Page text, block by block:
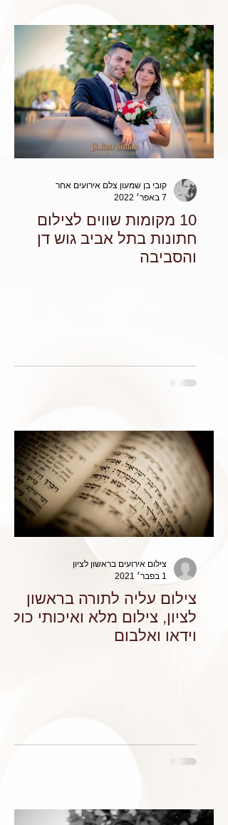
10 מקומות שווים לצילום
חתונות בתל אביב גוש דן
והסביבה
קובי בן שמעון צלם אירועים אחר
7 באפר׳ 2022
צילום עליה לתורה בראשון
לציון, צילום מלא ואיכותי כולל
וידאו ואלבום
צילום אירועים בראשון לציון
1 בפבר׳ 2021